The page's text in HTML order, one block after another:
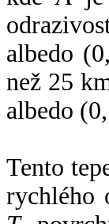
albedo
než 25
albedo
Tento
rychlého